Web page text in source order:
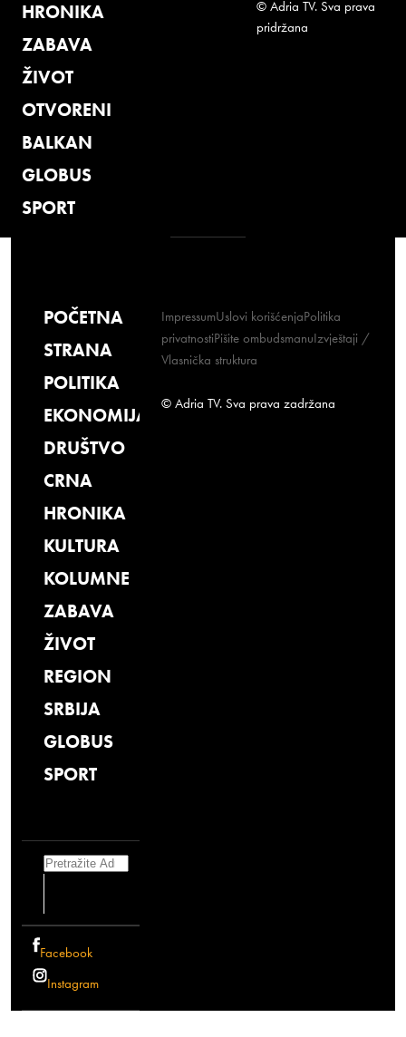
HRONIKA
ZABAVA
ŽIVOT
OTVORENI
BALKAN
GLOBUS
SPORT
© Adria TV. Sva prava
pridržana
POČETNA
STRANA
POLITIKA
EKONOMIJA
DRUŠTVO
CRNA
HRONIKA
KULTURA
KOLUMNE
ZABAVA
ŽIVOT
REGION
SRBIJA
GLOBUS
SPORT
Search
Facebook
Instagram
ImpressumUslovi korišćenjaPolitika
privatnostiPišite ombudsmanuIzvještaji /
Vlasnička struktura
© Adria TV. Sva prava zadržana